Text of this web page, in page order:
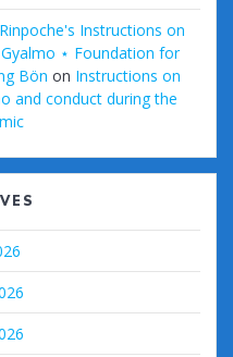
Instructions on
⋆ Foundation for
Bön on Instructions on
and conduct during the